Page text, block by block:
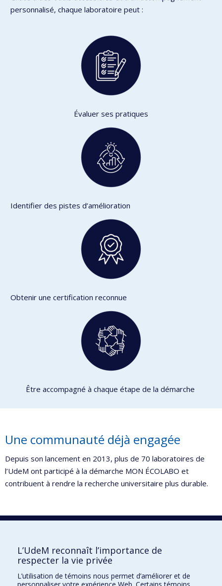
personnalisé, chaque laboratoire peut :
Évaluer ses pratiques
Identifier des pistes d’amélioration
Obtenir une certification reconnue
Être accompagné à chaque étape de la démarche
Une communauté déjà engagée
Depuis son lancement en 2013, plus de 70 laboratoires de
l’UdeM ont participé à la démarche MON ÉCOLABO et
contribuent à rendre la recherche universitaire plus durable.
Contactez Mariam El Rachidi, Agente de coordination de
MON ÉCOLABO :
ecolabo@umontreal.ca
L’UdeM reconnaît l’importance de
respecter la vie privée
L’utilisation de témoins nous permet d’améliorer et de
personnaliser votre expérience Web. Certains témoins